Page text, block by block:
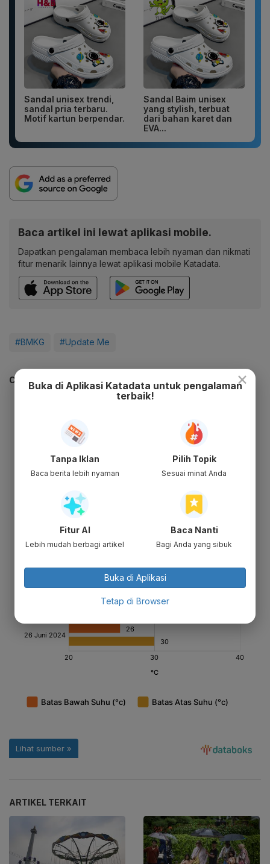
Sandal unisex trendi,
sandal pria terbaru.
Motif kartun berpendar.
Sandal Baim unisex
yang stylish, terbuat
dari bahan karet dan
EVA...
Baca artikel ini lewat aplikasi mobile.
Dapatkan pengalaman membaca lebih nyaman dan nikmati
fitur menarik lainnya lewat aplikasi mobile Katadata.
#BMKG #Update Me
CEK JUGA DATA INI
ARTIKEL TERKAIT
×
Buka di Aplikasi Katadata untuk pengalaman
terbaik!
Tanpa Iklan
Baca berita lebih nyaman
Pilih Topik
Sesuai minat Anda
Fitur AI
Lebih mudah berbagi artikel
Baca Nanti
Bagi Anda yang sibuk
Buka di Aplikasi
Tetap di Browser